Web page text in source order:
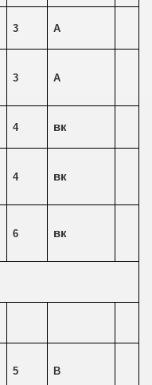
3 А
3 А
4 вк
4 вк
6 вк
5 В